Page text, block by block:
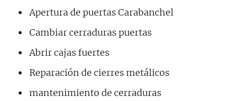
Apertura de puertas Carabanchel
Cambiar cerraduras puertas
Abrir cajas fuertes
Reparación de cierres metálicos
mantenimiento de cerraduras